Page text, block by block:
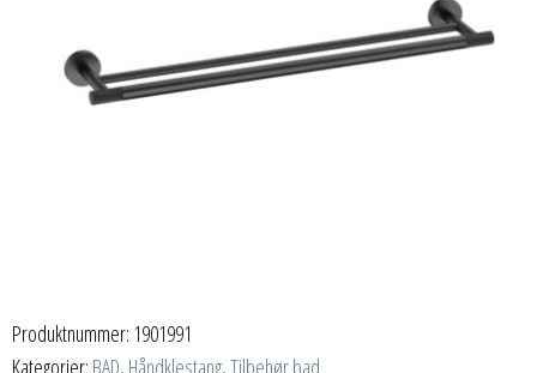
Produktnummer: 1901991
Kategorier: BAD, Håndklestang,Tilbehør bad